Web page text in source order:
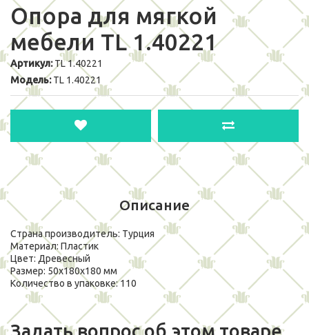
Опора для мягкой
мебели TL 1.40221
Артикул: TL 1.40221
Модель: TL 1.40221
Описание
Страна производитель: Турция
Материал: Пластик
Цвет: Древесный
Размер: 50x180x180 мм
Количество в упаковке: 110
Задать вопрос об этом товаре